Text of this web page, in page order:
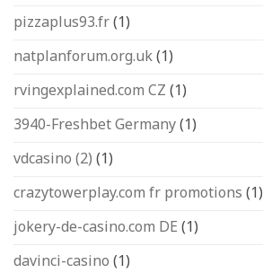
pizzaplus93.fr(1)
natplanforum.org.uk(1)
rvingexplained.com CZ (1)
3940-Freshbet Germany(1)
vdcasino (2) (1)
crazytowerplay.com fr promotions (1)
jokery-de-casino.com DE (1)
davinci-casino (1)